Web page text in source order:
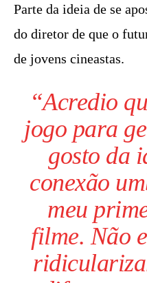
Parte da ideia de se
do diretor de que o
de jovens cineastas.
“Acredio
jogo para
gosto da
conexão
meu
filme. Não